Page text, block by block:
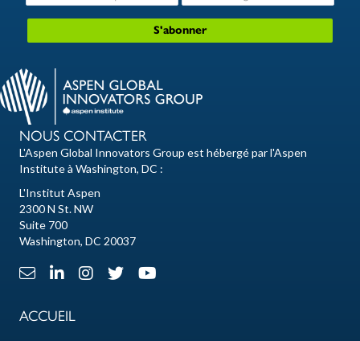
NOUS CONTACTER
L'Aspen Global Innovators Group est hébergé par l'Aspen
Institute à Washington, DC :
L'Institut Aspen
2300 N St. NW
Suite 700
Washington, DC 20037
Lien e-mailLien LinkedIn
Lien Instagram
X Lien Lien Youtube
ACCUEIL